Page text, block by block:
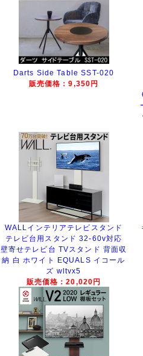
Darts Side Table SST-020
販売価格：9,350円
WALLインテリアテレビスタンド
テレビ台用スタンド 32-60v対応
壁寄せテレビ台 TVスタンド 背面収
納 白 ホワイト EQUALS イコール
ズ wltvx5
販売価格：20,020円